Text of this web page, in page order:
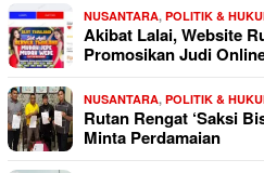
NUSANTARA, POLITIK &
Akibat Lalai, Website
Promosikan Judi
NUSANTARA, POLITIK &
Rutan Rengat ‘Saksi
Minta Perdamaian